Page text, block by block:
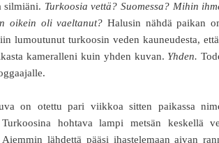
silmiäni. Turkoosia vettä? Suomessa? Mihin
oikein oli vaeltanut? Halusin nähdä paikan
lumoutunut turkoosin veden kauneudesta,
kameralleni kuin yhden kuvan. Yhden.
on otettu pari viikkoa sitten paikassa
hohtava lampi metsän keskellä
Aiemmin lähdettä pääsi ihastelemaan aivan